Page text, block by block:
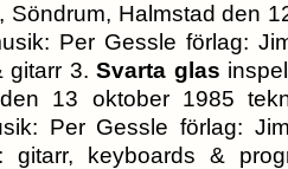
Söndrum, Halmstad den
Per Gessle förlag:
gitarr 3. Svarta glas
13 oktober 1985
Per Gessle förlag:
gitarr, keyboards &